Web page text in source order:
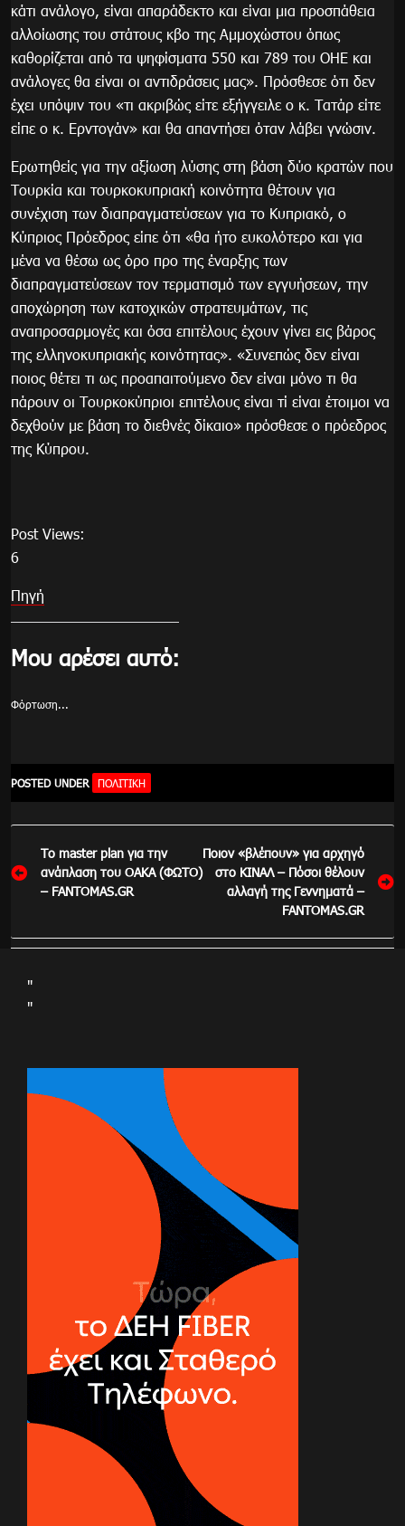
κάτι ανάλογο, είναι απαράδεκτο και είναι μια προσπάθεια
αλλοίωσης του στάτους κβο της Αμμοχώστου όπως
καθορίζεται από τα ψηφίσματα 550 και 789 του ΟΗΕ και
ανάλογες θα είναι οι αντιδράσεις μας». Πρόσθεσε ότι δεν
έχει υπόψιν του «τι ακριβώς είτε εξήγγειλε ο κ. Τατάρ είτε
είπε ο κ. Ερντογάν» και θα απαντήσει όταν λάβει γνώσιν.
Ερωτηθείς για την αξίωση λύσης στη βάση δύο κρατών που
Τουρκία και τουρκοκυπριακή κοινότητα θέτουν για
συνέχιση των διαπραγματεύσεων για το Κυπριακό, ο
Κύπριος Πρόεδρος είπε ότι «θα ήτο ευκολότερο και για
μένα να θέσω ως όρο προ της έναρξης των
διαπραγματεύσεων τον τερματισμό των εγγυήσεων, την
αποχώρηση των κατοχικών στρατευμάτων, τις
αναπροσαρμογές και όσα επιτέλους έχουν γίνει εις βάρος
της ελληνοκυπριακής κοινότητας». «Συνεπώς δεν είναι
ποιος θέτει τι ως προαπαιτούμενο δεν είναι μόνο τι θα
πάρουν οι Τουρκοκύπριοι επιτέλους είναι τί είναι έτοιμοι να
δεχθούν με βάση το διεθνές δίκαιο» πρόσθεσε ο πρόεδρος
της Κύπρου.
Post Views:
6
Πηγή
Μου αρέσει αυτό:
Φόρτωση...
POSTED UNDER ΠΟΛΙΤΙΚΉ
Πλοήγηση
άρθρων
Το master plan για την
ανάπλαση του ΟΑΚΑ (ΦΩΤΟ)
– FANTOMAS.GR
Ποιον «βλέπουν» για αρχηγό
στο ΚΙΝΑΛ – Πόσοι θέλουν
αλλαγή της Γεννηματά –
FANTOMAS.GR
"
"